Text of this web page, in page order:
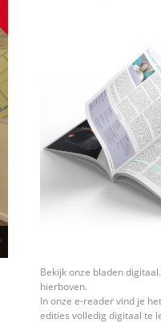
Bekijk onze bladen
hierboven.
In onze e-reader vind je
edities volledig digitaal te